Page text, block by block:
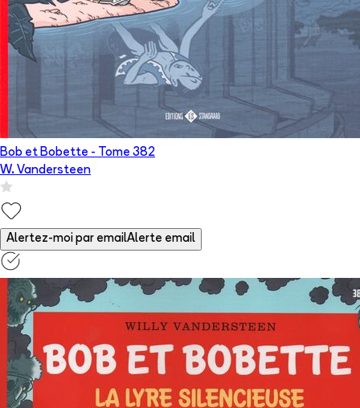
Bob et Bobette - Tome 382
W. Vandersteen
Alertez-moi par emailAlerte email